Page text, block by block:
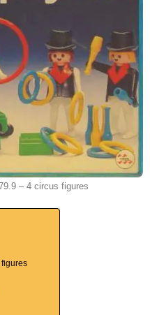
– 4 circus figures